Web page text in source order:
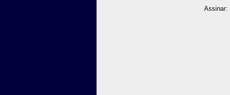
Assinar: